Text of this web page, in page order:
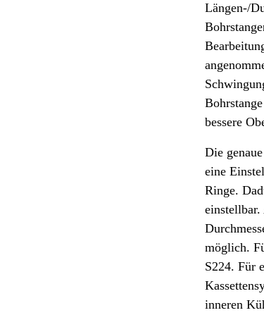
Längen-/
bessere
Die
eine
Ringe.
möglich.
S224. Für
inneren